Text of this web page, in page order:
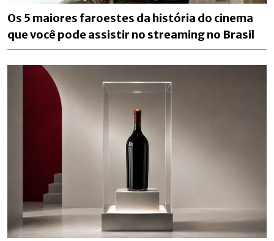
Os 5 maiores faroestes da história do cinema
que você pode assistir no streaming no Brasil